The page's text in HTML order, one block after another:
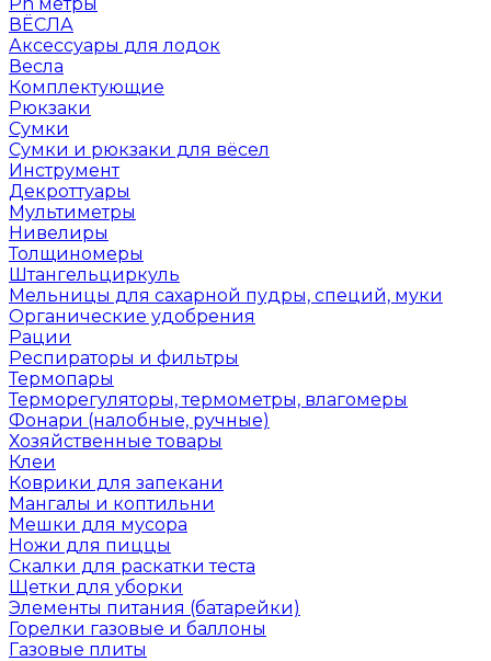
ВЁСЛА
Аксессуары для лодок
Весла
Комплектующие
Рюкзаки
Сумки
Сумки и рюкзаки для вёсел
Инструмент
Декроттуары
Мультиметры
Нивелиры
Толщиномеры
Штангельциркуль
Мельницы для сахарной пудры, специй, муки
Органические удобрения
Рации
Респираторы и фильтры
Термопары
Терморегуляторы, термометры, влагомеры
Фонари (налобные, ручные)
Хозяйственные товары
Клеи
Коврики для запекани
Мангалы и коптильни
Мешки для мусора
Ножи для пиццы
Скалки для раскатки теста
Щетки для уборки
Элементы питания (батарейки)
Горелки газовые и баллоны
Газовые плиты